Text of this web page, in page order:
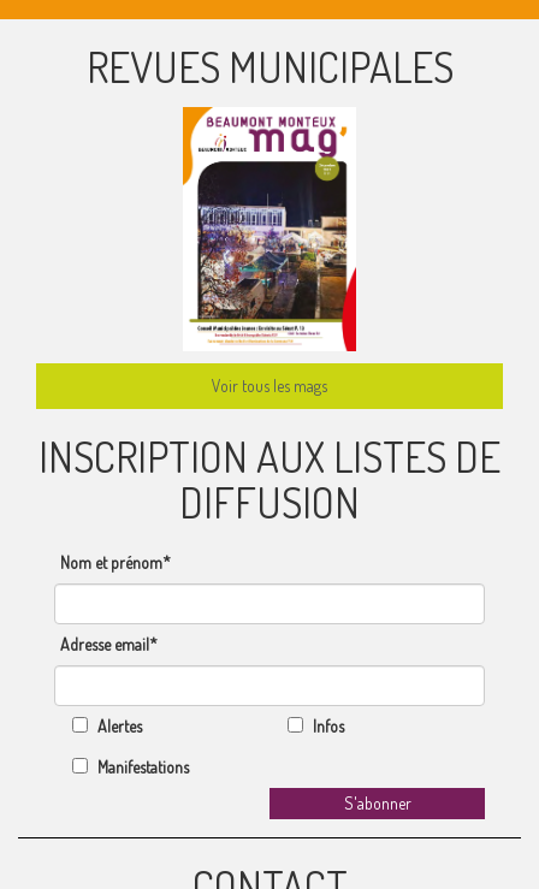
REVUES MUNICIPALES
Voir tous les mags
INSCRIPTION AUX LISTES DE
DIFFUSION
Nom et prénom*
Adresse email*
Alertes
Infos
Manifestations